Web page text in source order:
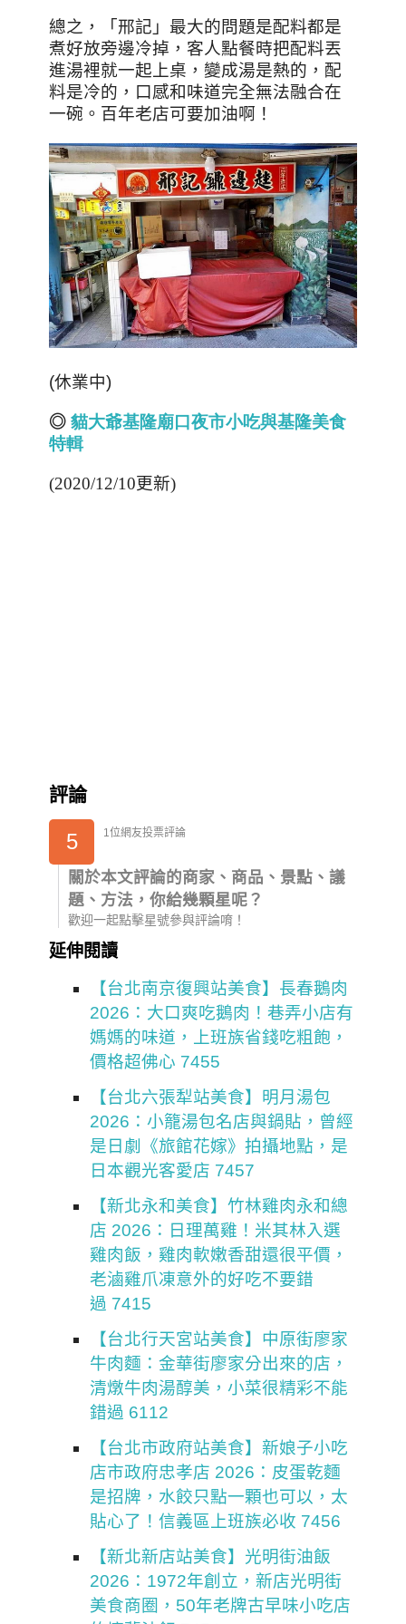
總之，「邢記」最大的問題是配料都是
煮好放旁邊冷掉，客人點餐時把配料丟
進湯裡就一起上桌，變成湯是熱的，配
料是冷的，口感和味道完全無法融合在
一碗。百年老店可要加油啊！
(休業中)
◎ 貓大爺基隆廟口夜市小吃與基隆美食
特輯
(2020/12/10更新)
評論
5 1位網友投票評論
關於本文評論的商家、商品、景點、議
題、方法，你給幾顆星呢？
歡迎一起點擊星號參與評論唷！
延伸閱讀
【台北南京復興站美食】長春鵝肉
2026：大口爽吃鵝肉！巷弄小店有
媽媽的味道，上班族省錢吃粗飽，
價格超佛心 7455
【台北六張犁站美食】明月湯包
2026：小籠湯包名店與鍋貼，曾經
是日劇《旅館花嫁》拍攝地點，是
日本觀光客愛店 7457
【新北永和美食】竹林雞肉永和總
店 2026：日理萬雞！米其林入選
雞肉飯，雞肉軟嫩香甜還很平價，
老滷雞爪凍意外的好吃不要錯
過 7415
【台北行天宮站美食】中原街廖家
牛肉麵：金華街廖家分出來的店，
清燉牛肉湯醇美，小菜很精彩不能
錯過 6112
【台北市政府站美食】新娘子小吃
店市政府忠孝店 2026：皮蛋乾麵
是招牌，水餃只點一顆也可以，太
貼心了！信義區上班族必收 7456
【新北新店站美食】光明街油飯
2026：1972年創立，新店光明街
美食商圈，50年老牌古早味小吃店